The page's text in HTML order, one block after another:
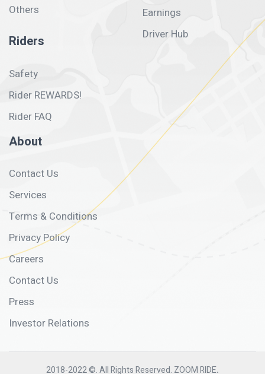
Others
Riders
Safety
Rider REWARDS!
Rider FAQ
Earnings
Driver Hub
About
Contact Us
Services
Terms & Conditions
Privacy Policy
Careers
Contact Us
Press
Investor Relations
2018-2022 ©. All Rights Reserved. ZOOM RIDE.